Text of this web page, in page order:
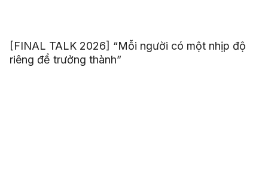
[FINAL TALK 2026] “Mỗi người có một nhịp độ
riêng để trưởng thành”